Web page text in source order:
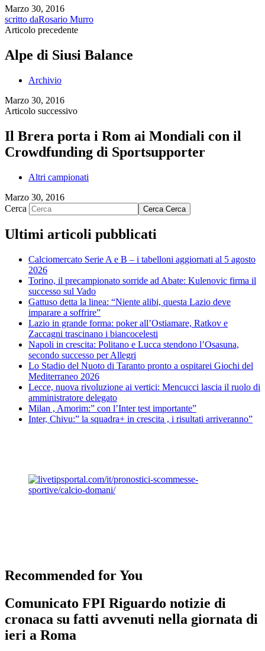
Marzo 30, 2016
scritto daRosario Murro
Articolo precedente
Alpe di Siusi Balance
Archivio
Marzo 30, 2016
Articolo successivo
Il Brera porta i Rom ai Mondiali con il
Crowdfunding di Sportsupporter
Altri campionati
Marzo 30, 2016
Cerca
Cerca Cerca
Ultimi articoli pubblicati
Calciomercato Serie A e B – i tabelloni aggiornati al 5 agosto
2026
Torino, il precampionato sorride ad Abate: Kulenovic firma il
successo sul Vado
Gattuso detta la linea: “Niente alibi, questa Lazio deve
imparare a soffrire”
Lazio in grande forma: poker all’Ostiamare, Ratkov e
Zaccagni trascinano i biancocelesti
Napoli in crescita: Politano e Lucca stendono l’Osasuna,
secondo successo per Allegri
Lo Stadio del Nuoto di Taranto pronto a ospitarei Giochi del
Mediterraneo 2026
Lecce, nuova rivoluzione ai vertici: Mencucci lascia il ruolo di
amministratore delegato
Milan , Amorim:” con l’Inter test importante”
Inter, Chivu:” la squadra+ in crescita , i risultati arriveranno”
Recommended for You
Comunicato FPI Riguardo notizie di
cronaca su fatti avvenuti nella giornata di
ieri a Roma